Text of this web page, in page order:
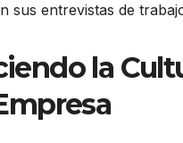
sus entrevistas de
la